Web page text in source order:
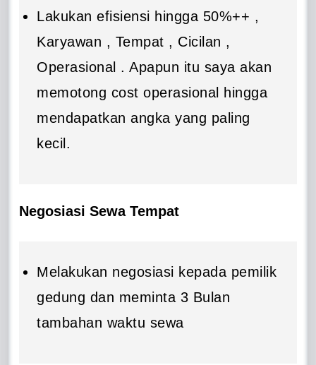
Lakukan efisiensi hingga 50%++ ,
Karyawan , Tempat , Cicilan ,
Operasional . Apapun itu saya akan
memotong cost operasional hingga
mendapatkan angka yang paling
kecil.
Negosiasi Sewa Tempat
Melakukan negosiasi kepada pemilik
gedung dan meminta 3 Bulan
tambahan waktu sewa